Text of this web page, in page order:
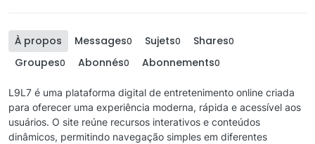
À propos Messages0 Sujets0 Shares0
Groupes0 Abonnés0 Abonnements0
L9L7 é uma plataforma digital de entretenimento online criada
para oferecer uma experiência moderna, rápida e acessível aos
usuários. O site reúne recursos interativos e conteúdos
dinâmicos, permitindo navegação simples em diferentes